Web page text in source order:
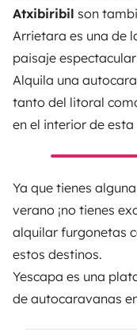
Atxibiribil son
Arrietara es una de
paisaje
Alquila una
tanto del litoral
en el interior de
Ya que tienes
verano ¡no tienes
alquilar furgonetas
estos destinos.
Yescapa es una
de autocaravanas